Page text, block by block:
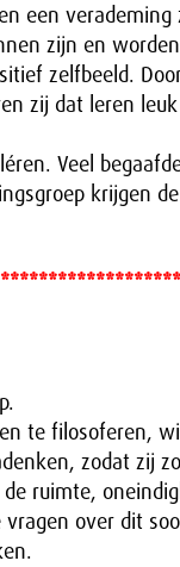
een
zijn en
zelfbeeld.
zij dat leren
Veel
krijgen
te filosoferen,
zodat zij
ruimte,
over dit